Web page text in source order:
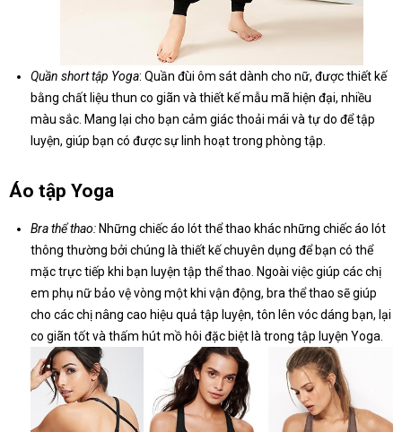
Quần short tập Yoga: Quần đùi ôm sát dành cho nữ, được thiết kế
bằng chất liệu thun co giãn và thiết kế mẫu mã hiện đại, nhiều
màu sắc. Mang lại cho bạn cảm giác thoải mái và tự do để tập
luyện, giúp bạn có được sự linh hoạt trong phòng tập.
Áo tập Yoga
Bra thể thao:Những chiếc áo lót thể thao khác những chiếc áo lót
thông thường bởi chúng là thiết kế chuyên dụng để bạn có thể
mặc trực tiếp khi bạn luyện tập thể thao. Ngoài việc giúp các chị
em phụ nữ bảo vệ vòng một khi vận động, bra thể thao sẽ giúp
cho các chị nâng cao hiệu quả tập luyện, tôn lên vóc dáng bạn, lại
co giãn tốt và thấm hút mồ hôi đặc biệt là trong tập luyện Yoga.